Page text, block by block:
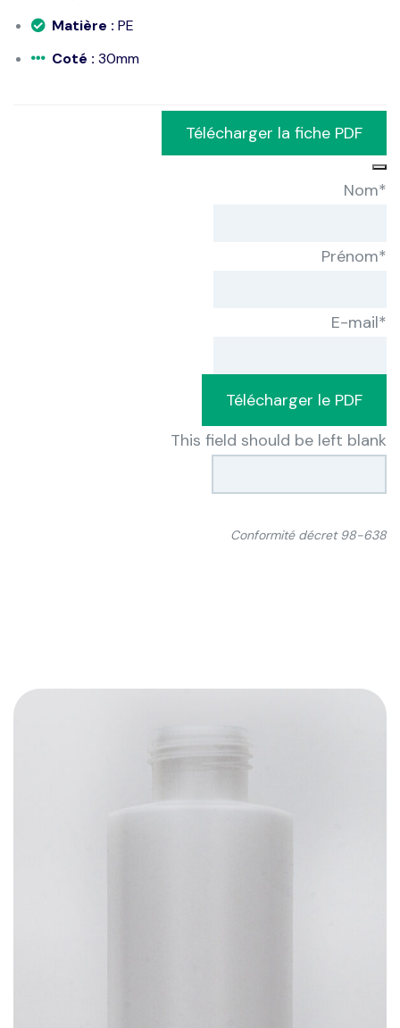
Matière : PE
Coté : 30mm
Télécharger la fiche PDF
Nom*
Prénom*
E-mail*
Télécharger le PDF
This field should be left blank
Conformité décret 98-638